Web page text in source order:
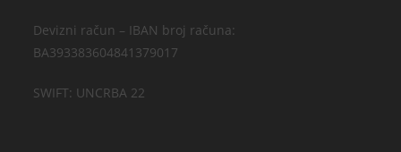
Devizni račun – IBAN broj računa:
BA393383604841379017
SWIFT: UNCRBA 22